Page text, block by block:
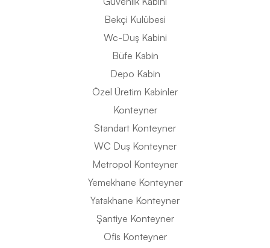
Bekçi Kulübesi
Wc-Duş Kabini
Büfe Kabin
Depo Kabin
Özel Üretim Kabinler
Konteyner
Standart Konteyner
WC Duş Konteyner
Metropol Konteyner
Yemekhane Konteyner
Yatakhane Konteyner
Şantiye Konteyner
Ofis Konteyner